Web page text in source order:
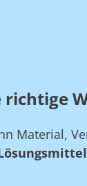
Material,